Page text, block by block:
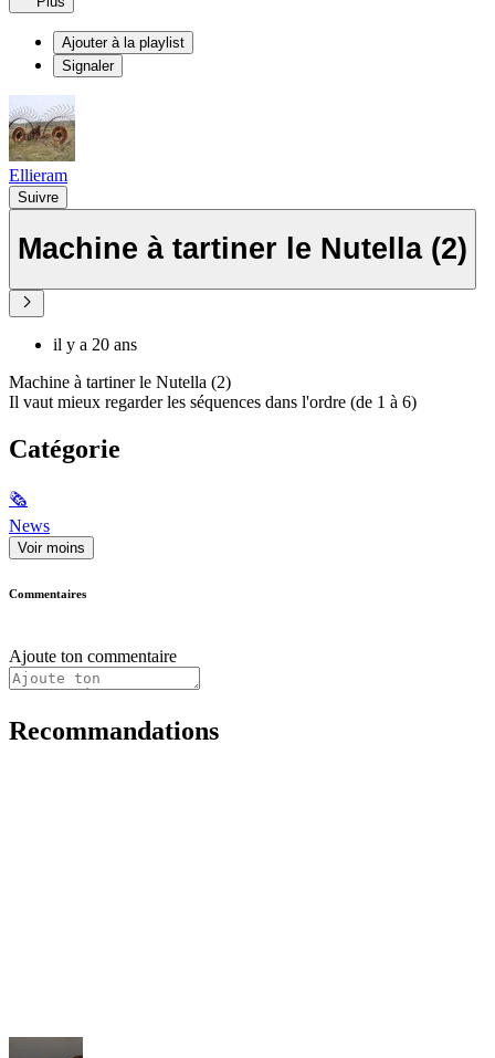
Ajouter à la playlist
Signaler
Ellieram
Suivre
Machine à tartiner le Nutella (2)
il y a 20 ans
Machine à tartiner le Nutella (2)
Il vaut mieux regarder les séquences dans l'ordre (de 1 à 6)
Catégorie
🗞
News
Voir moins
Commentaires
Ajoute ton commentaire
Recommandations